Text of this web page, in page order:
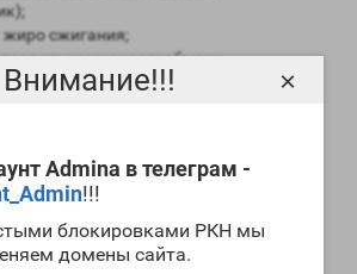
Внимание!!!
Admina в телеграм -
!!!
блокировками РКН мы
домены сайта.
×
сжигания;
энергообмену;
после травм;
глюкозы в крови;
все эти эффектыPowertropin Apteka